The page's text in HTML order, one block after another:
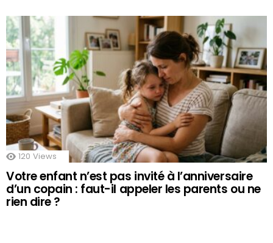
120 Views
Votre enfant n’est pas invité à l’anniversaire
d’un copain : faut-il appeler les parents ou ne
rien dire ?